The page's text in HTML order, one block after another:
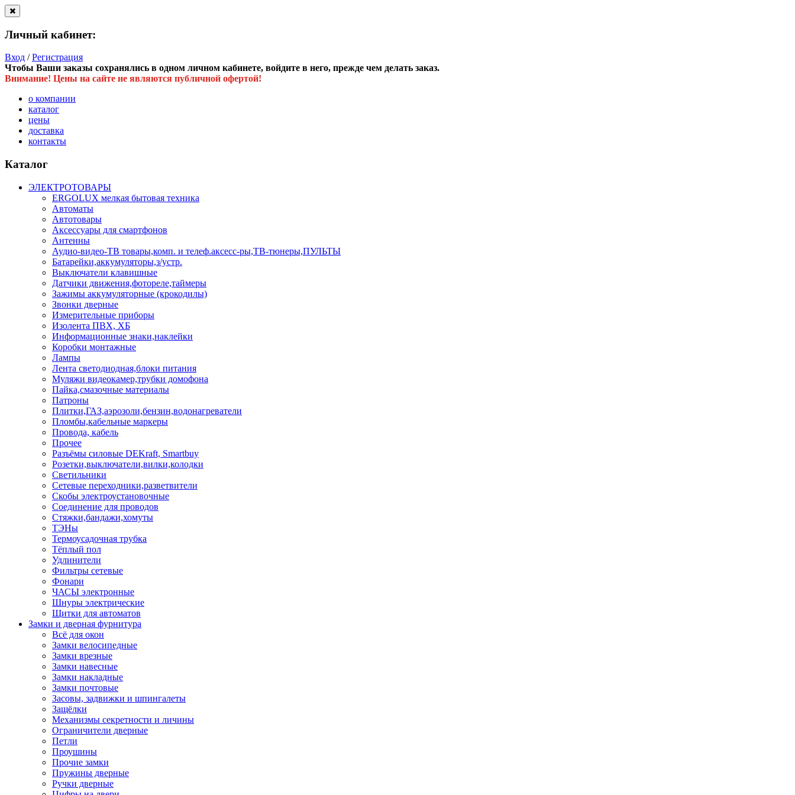
Личный кабинет:
Вход /Регистрация
Чтобы Ваши заказы сохранялись в одном личном кабинете, войдите в него, прежде чем делать заказ.
Внимание! Цены на сайте не являются публичной офертой!
о компании
каталог
цены
доставка
контакты
Каталог
ЭЛЕКТРОТОВАРЫ
ERGOLUX мелкая бытовая техника
Автоматы
Автотовары
Аксессуары для смартфонов
Антенны
Аудио-видео-ТВ товары,комп. и телеф.аксесс-ры,ТВ-тюнеры,ПУЛЬТЫ
Батарейки,аккумуляторы,з/устр.
Выключатели клавишные
Датчики движения,фотореле,таймеры
Зажимы аккумуляторные (крокодилы)
Звонки дверные
Измерительные приборы
Изолента ПВХ, ХБ
Информационные знаки,наклейки
Коробки монтажные
Лампы
Лента светодиодная,блоки питания
Муляжи видеокамер,трубки домофона
Пайка,смазочные материалы
Патроны
Плитки,ГАЗ,аэрозоли,бензин,водонагреватели
Пломбы,кабельные маркеры
Провода, кабель
Прочее
Разъёмы силовые DEKraft, Smartbuy
Розетки,выключатели,вилки,колодки
Светильники
Сетевые переходники,разветвители
Скобы электроустановочные
Соединение для проводов
Стяжки,бандажи,хомуты
ТЭНы
Термоусадочная трубка
Тёплый пол
Удлинители
Фильтры сетевые
Фонари
ЧАСЫ электронные
Шнуры электрические
Щитки для автоматов
Замки и дверная фурнитура
Всё для окон
Замки велосипедные
Замки врезные
Замки навесные
Замки накладные
Замки почтовые
Засовы, задвижки и шпингалеты
Защёлки
Механизмы секретности и личины
Ограничители дверные
Петли
Проушины
Прочие замки
Пружины дверные
Ручки дверные